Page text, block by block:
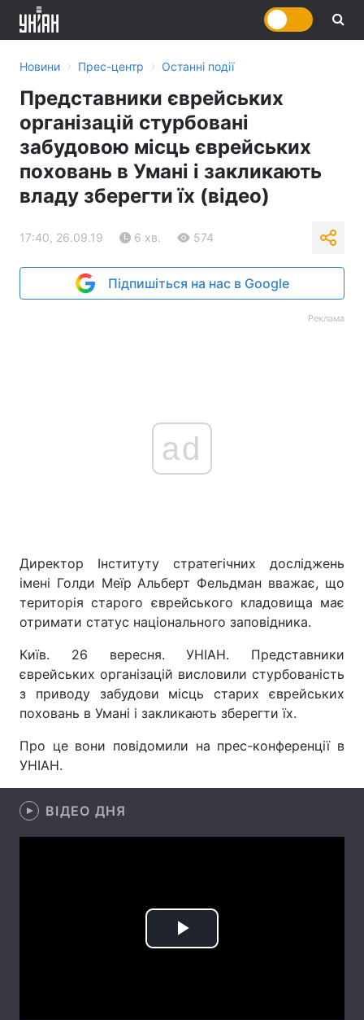
Головна
Україна Політика
Наука
Лайт
Новини › Прес-центр › Останні події
Представники єврейських
організацій стурбовані
забудовою місць єврейських
поховань в Умані і закликають
владу зберегти їх (відео)
17:40, 26.09.19 6 хв. 574
Підпишіться на нас в Google
Реклама
ad
Директор Інституту стратегічних досліджень
імені Голди Меїр Альберт Фельдман вважає, що
територія старого єврейського кладовища має
отримати статус національного заповідника.
Київ. 26 вересня. УНІАН. Представники
єврейських організацій висловили стурбованість
з приводу забудови місць старих єврейських
поховань в Умані і закликають зберегти їх.
Про це вони повідомили на прес-конференції в
УНІАН.
ВІДЕО ДНЯ
Play